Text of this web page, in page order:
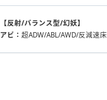
【反射/バランス型/幻妖】
アビ： 超ADW/ABL/AWD/反減速床